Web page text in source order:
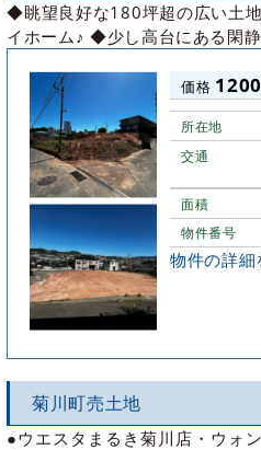
◆眺望良好な180坪超の広い土
イホーム♪ ◆少し高台にある閑
価格
所在地
交通
面積
物件番号
物件の詳細
菊川町売土地
●ウエスタまるき菊川店・ウォ